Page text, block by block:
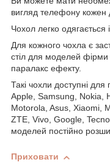
вигляд телефону кожен
Чохол легко
Для кожного чохла є
стіл для моделей
паралакс ефекту.
Такі чохли доступні
Apple, Samsung, Nokia,
Motorola, Asus, Xiaomi,
ZTE, Vivo, Google,
моделей постійно
Приховати